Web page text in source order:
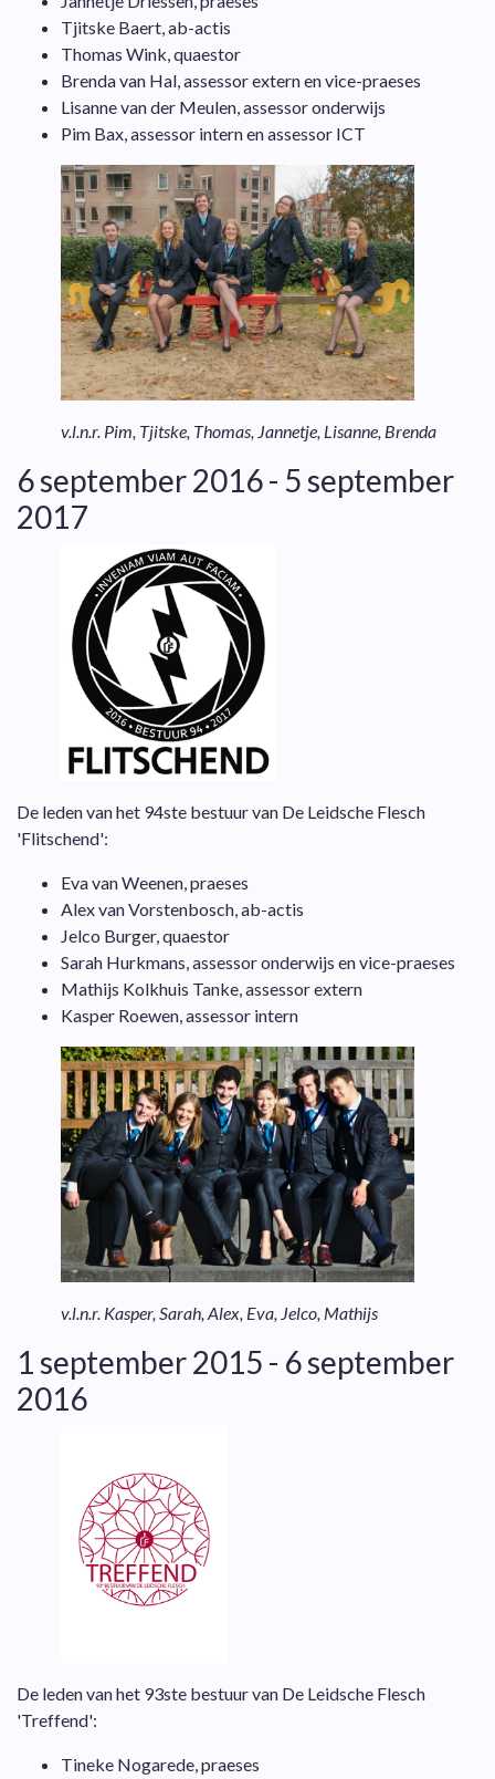
Tjitske Baert, ab-actis
Thomas Wink, quaestor
Brenda van Hal, assessorexternen vice-praeses
Lisanne van der Meulen, assessor onderwijs
Pim Bax, assessor intern en assessor ICT
v.l.n.r. Pim, Tjitske, Thomas, Jannetje, Lisanne, Brenda
6 september 2016 - 5 september
2017
De leden van het 94ste bestuur van De Leidsche Flesch
'Flitschend':
Eva van Weenen, praeses
Alex van Vorstenbosch, ab-actis
Jelco Burger, quaestor
Sarah Hurkmans,assessor onderwijs en vice-praeses
Mathijs Kolkhuis Tanke, assessor extern
Kasper Roewen, assessor intern
v.l.n.r. Kasper, Sarah, Alex, Eva, Jelco, Mathijs
1 september 2015 - 6 september
2016
De leden van het 93ste bestuur van De Leidsche Flesch
'Treffend':
Tineke Nogarede, praeses